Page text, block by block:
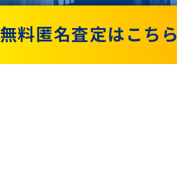
無料匿名査定はこちら